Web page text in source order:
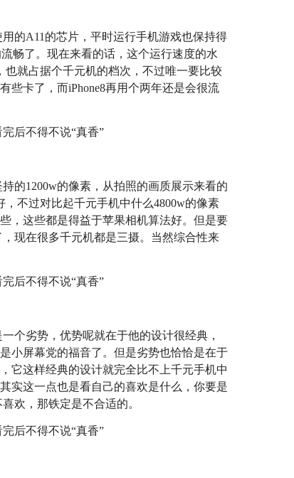
的A11的芯片，平时运行手机游戏也保持得
畅了。现在来看的话，这个运行速度的水
就占据个千元机的档次，不过唯一要比较
些卡了，而iPhone8再用个两年还是会很流
的1200w的像素，从拍照的画质展示来看的
，不过对比起千元手机中什么4800w的像素
，这些都是得益于苹果相机算法好。但是要
现在很多千元机都是三摄。当然综合性来
个劣势，优势呢就在于他的设计很经典，
小屏幕党的福音了。但是劣势也恰恰是在于
它这样经典的设计就完全比不上千元手机中
实这一点也是看自己的喜欢是什么，你要是
欢，那铁定是不合适的。